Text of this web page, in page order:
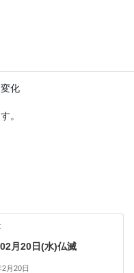
化
。
月20日(水)仏滅
月20日